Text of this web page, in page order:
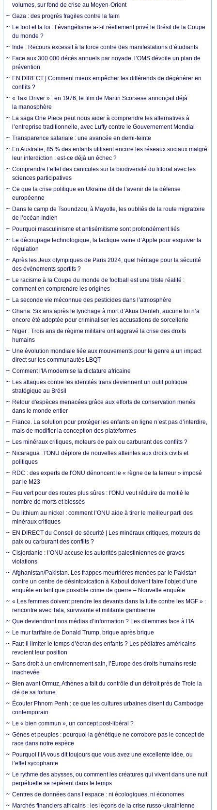
volumes, sur fond de crise au Moyen-Orient
Gaza : des progrès fragiles contre la faim
Le foot et la foi : l’évangélisme a-t-il réellement privé le Brésil de la Coupe
du monde ?
Inde : Recours excessif à la force contre des manifestations d’étudiants
Face aux 300 000 décès annuels par noyade, l’OMS dévoile un plan de
prévention
EN DIRECT | Comment mieux empêcher les différends de dégénérer en
conflits ?
« Taxi Driver » : en 1976, le film de Martin Scorsese annonçait déjà
la manosphère
La saga One Piece peut nous aider à comprendre les alternatives à
l’entreprise traditionnelle, avec Luffy contre le Gouvernement Mondial
Transparence salariale : une avancée en demi-teinte
En Australie, 85 % des enfants utilisent encore les réseaux sociaux malgré
leur interdiction : est-ce déjà un échec ?
Comprendre l’effet des canicules sur la biodiversité du littoral avec les
sciences participatives
Ce que la crise politique en Ukraine dit de l’avenir de la défense
européenne
Dans le camp de Tsoundzou, à Mayotte, les oubliés de la route migratoire
de l’océan Indien
Pourquoi masculinisme et antisémitisme sont profondément liés
Le découpage technologique, la tactique vaine d’Apple pour esquiver la
régulation
Après les Jeux olympiques de Paris 2024, quel héritage pour la sécurité
des évènements sportifs ?
Le racisme à la Coupe du monde de football est une triste réalité :
comment en comprendre les origines
La seconde vie méconnue des pesticides dans l’atmosphère
Ghana. Six ans après le lynchage à mort d’Akua Denteh, aucune loi n’a
encore été adoptée pour criminaliser les accusations de sorcellerie
Niger : Trois ans de régime militaire ont aggravé la crise des droits
humains
Une évolution mondiale liée aux mouvements pour le genre a un impact
direct sur les communautés LBQT
Comment l'IA modernise la dictature africaine
Les attaques contre les identités trans deviennent un outil politique
stratégique au Brésil
Retour d'espèces menacées grâce aux efforts de conservation menés
dans le monde entier
France. La solution pour protéger les enfants en ligne n’est pas d’interdire,
mais de modifier la conception des plateformes
Les minéraux critiques, moteurs de paix ou carburant des conflits ?
Nicaragua : l'ONU déplore de nouvelles atteintes aux droits civils et
politiques
RDC : des experts de l'ONU dénoncent le « règne de la terreur » imposé
par le M23
Feu vert pour des routes plus sûres : l'ONU veut réduire de moitié le
nombre de morts et blessés
Du lithium au nickel : comment l’ONU aide à tirer le meilleur parti des
minéraux critiques
EN DIRECT du Conseil de sécurité | Les minéraux critiques, moteurs de
paix ou carburant des conflits ?
Cisjordanie : l’ONU accuse les autorités palestiniennes de graves
violations
Afghanistan/Pakistan. Les frappes meurtrières menées par le Pakistan
contre un centre de désintoxication à Kaboul doivent faire l’objet d’une
enquête en tant que possible crime de guerre – Nouvelle enquête
« Les femmes doivent prendre les devants dans la lutte contre les MGF » :
rencontre avec Tala, survivante et militante gambienne
Que deviendront nos médias d’information ? Les dilemmes face à l’IA
Le mur tarifaire de Donald Trump, brique après brique
Faut-il limiter le temps d’écran des enfants ? Les pédiatres américains
revoient leur position
Sans droit à un environnement sain, l’Europe des droits humains reste
inachevée
Bien avant Ormuz, Athènes a fait du contrôle d’un détroit près de Troie la
clé de sa fortune
Écouter Phnom Penh : ce que les cultures urbaines disent du Cambodge
contemporain
Le « bien commun », un concept post-libéral ?
Gènes et peuples : pourquoi la génétique ne corrobore pas le concept de
race dans notre espèce
Pourquoi l’IA vous dit toujours que vous avez une excellente idée, ou
l’effet sycophante
Le rythme des abysses, ou comment les créatures qui vivent dans une nuit
perpétuelle se repèrent dans le temps
Centres de données dans l’espace : ni écologiques, ni économes
Marchés financiers africains : les leçons de la crise russo-ukrainienne